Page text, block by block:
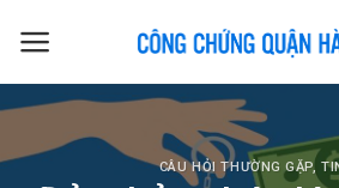
CÂU HỎI THƯỜNG GẶP,